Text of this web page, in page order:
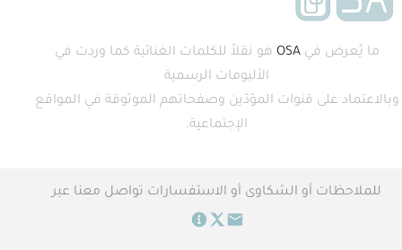
ما يُعرض فيOSA هو نقلاً للكلمات الغنائية كما وردت في
الألبومات الرسمية
وبالاعتماد على قنوات المؤدّين وصفحاتهم الموثوقة في المواقع
الإجتماعية.
للملاحظات أو الشكاوى أو الاستفسارات تواصل معنا عبر